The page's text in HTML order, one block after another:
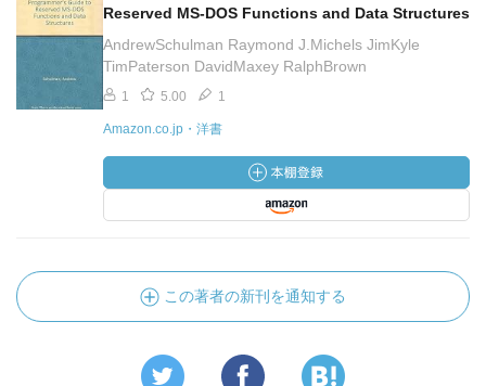
Reserved MS-DOS Functions and Data Structures
AndrewSchulman Raymond J.Michels JimKyle
TimPaterson DavidMaxey RalphBrown
1 5.00 1
Amazon.co.jp・洋書
この著者の新刊を通知する